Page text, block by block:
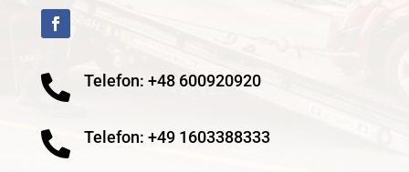
 Telefon: +48 600920920
 Telefon: +49 1603388333